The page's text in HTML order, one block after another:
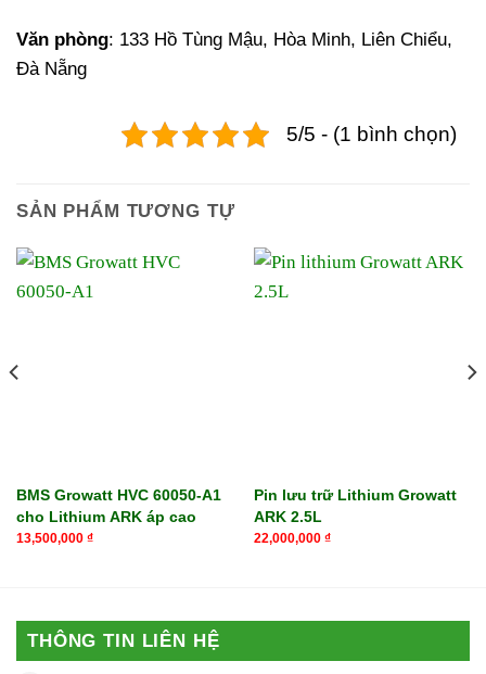
Văn phòng: 133 Hồ Tùng Mậu, Hòa Minh, Liên Chiểu,
Đà Nẵng
5/5 - (1 bình chọn)
SẢN PHẨM TƯƠNG TỰ
BMS Growatt HVC 60050-A1
cho Lithium ARK áp cao
13,500,000 ₫
Pin lưu trữ Lithium Growatt
ARK 2.5L
22,000,000 ₫
THÔNG TIN LIÊN HỆ